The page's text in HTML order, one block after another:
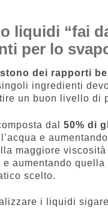
liquidi “fai
per lo
dei rapporti
ingredienti
un buon livello di
dal50% di
e
maggiore
aumentando
scelto.
i liquidi